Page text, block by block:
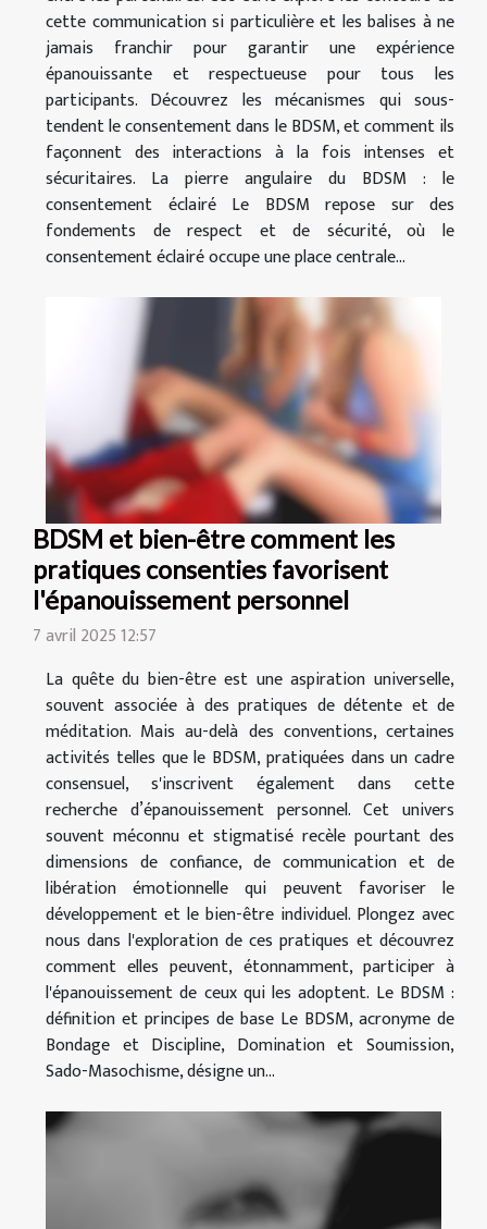
cette communication si particulière et les balises à ne
jamais franchir pour garantir une expérience
épanouissante et respectueuse pour tous les
participants. Découvrez les mécanismes qui sous-
tendent le consentement dans le BDSM, et comment ils
façonnent des interactions à la fois intenses et
sécuritaires. La pierre angulaire du BDSM : le
consentement éclairé Le BDSM repose sur des
fondements de respect et de sécurité, où le
consentement éclairé occupe une place centrale...
BDSM et bien-être comment les
pratiques consenties favorisent
l'épanouissement personnel
7 avril 2025 12:57
La quête du bien-être est une aspiration universelle,
souvent associée à des pratiques de détente et de
méditation. Mais au-delà des conventions, certaines
activités telles que le BDSM, pratiquées dans un cadre
consensuel, s'inscrivent également dans cette
recherche d’épanouissement personnel. Cet univers
souvent méconnu et stigmatisé recèle pourtant des
dimensions de confiance, de communication et de
libération émotionnelle qui peuvent favoriser le
développement et le bien-être individuel. Plongez avec
nous dans l'exploration de ces pratiques et découvrez
comment elles peuvent, étonnamment, participer à
l'épanouissement de ceux qui les adoptent. Le BDSM :
définition et principes de base Le BDSM, acronyme de
Bondage et Discipline, Domination et Soumission,
Sado-Masochisme, désigne un...